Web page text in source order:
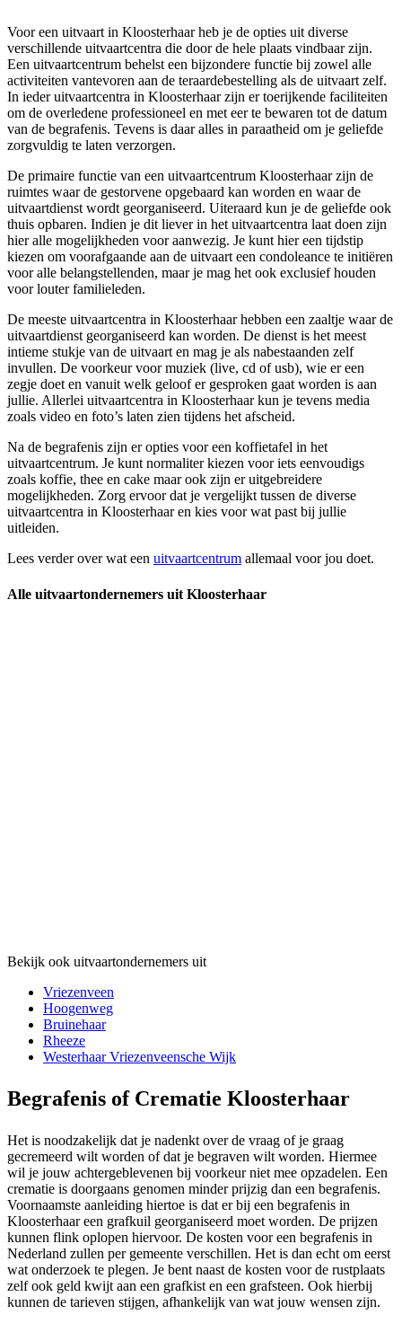
Voor een uitvaart in Kloosterhaar heb je de opties uit diverse
verschillende uitvaartcentra die door de hele plaats vindbaar zijn.
Een uitvaartcentrum behelst een bijzondere functie bij zowel alle
activiteiten vantevoren aan de teraardebestelling als de uitvaart zelf.
In ieder uitvaartcentra in Kloosterhaar zijn er toerijkende faciliteiten
om de overledene professioneel en met eer te bewaren tot de datum
van de begrafenis. Tevens is daar alles in paraatheid om je geliefde
zorgvuldig te laten verzorgen.
De primaire functie van een uitvaartcentrum Kloosterhaar zijn de
ruimtes waar de gestorvene opgebaard kan worden en waar de
uitvaartdienst wordt georganiseerd. Uiteraard kun je de geliefde ook
thuis opbaren. Indien je dit liever in het uitvaartcentra laat doen zijn
hier alle mogelijkheden voor aanwezig. Je kunt hier een tijdstip
kiezen om voorafgaande aan de uitvaart een condoleance te initiëren
voor alle belangstellenden, maar je mag het ook exclusief houden
voor louter familieleden.
De meeste uitvaartcentra in Kloosterhaar hebben een zaaltje waar de
uitvaartdienst georganiseerd kan worden. De dienst is het meest
intieme stukje van de uitvaart en mag je als nabestaanden zelf
invullen. De voorkeur voor muziek (live, cd of usb), wie er een
zegje doet en vanuit welk geloof er gesproken gaat worden is aan
jullie. Allerlei uitvaartcentra in Kloosterhaar kun je tevens media
zoals video en foto’s laten zien tijdens het afscheid.
Na de begrafenis zijn er opties voor een koffietafel in het
uitvaartcentrum. Je kunt normaliter kiezen voor iets eenvoudigs
zoals koffie, thee en cake maar ook zijn er uitgebreidere
mogelijkheden. Zorg ervoor dat je vergelijkt tussen de diverse
uitvaartcentra in Kloosterhaar en kies voor wat past bij jullie
uitleiden.
Lees verder over wat een uitvaartcentrum allemaal voor jou doet.
Alle uitvaartondernemers uit Kloosterhaar
Bekijk ook uitvaartondernemers uit
Vriezenveen
Hoogenweg
Bruinehaar
Rheeze
Westerhaar Vriezenveensche Wijk
Begrafenis of Crematie Kloosterhaar
Het is noodzakelijk dat je nadenkt over de vraag of je graag
gecremeerd wilt worden of dat je begraven wilt worden. Hiermee
wil je jouw achtergeblevenen bij voorkeur niet mee opzadelen. Een
crematie is doorgaans genomen minder prijzig dan een begrafenis.
Voornaamste aanleiding hiertoe is dat er bij een begrafenis in
Kloosterhaar een grafkuil georganiseerd moet worden. De prijzen
kunnen flink oplopen hiervoor. De kosten voor een begrafenis in
Nederland zullen per gemeente verschillen. Het is dan echt om eerst
wat onderzoek te plegen. Je bent naast de kosten voor de rustplaats
zelf ook geld kwijt aan een grafkist en een grafsteen. Ook hierbij
kunnen de tarieven stijgen, afhankelijk van wat jouw wensen zijn.